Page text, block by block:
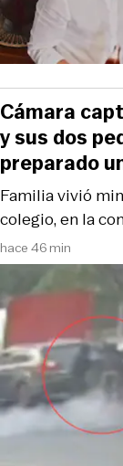
hace 46 min
Familia vivió
colegio, en la
Cámara
y sus dos
preparado